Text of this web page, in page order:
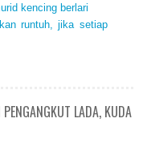
kencing berlari
runtuh, jika setiap
LADA, KUDA